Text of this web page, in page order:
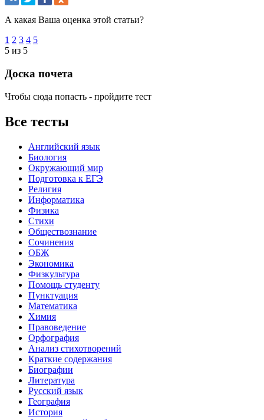
А какая Ваша оценка этой статьи?
1 2 3 4 5
5 из 5
Доска почета
Чтобы сюда попасть - пройдите тест
Все тесты
Английский язык
Биология
Окружающий мир
Подготовка к ЕГЭ
Религия
Информатика
Физика
Стихи
Обществознание
Сочинения
ОБЖ
Экономика
Физкультура
Помощь студенту
Пунктуация
Математика
Химия
Правоведение
Орфография
Анализ стихотворений
Краткие содержания
Биографии
Литература
Русский язык
География
История